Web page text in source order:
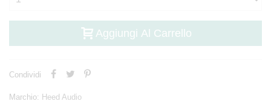
Aggiungi Al Carrello
Condividi
Marchio: Heed Audio